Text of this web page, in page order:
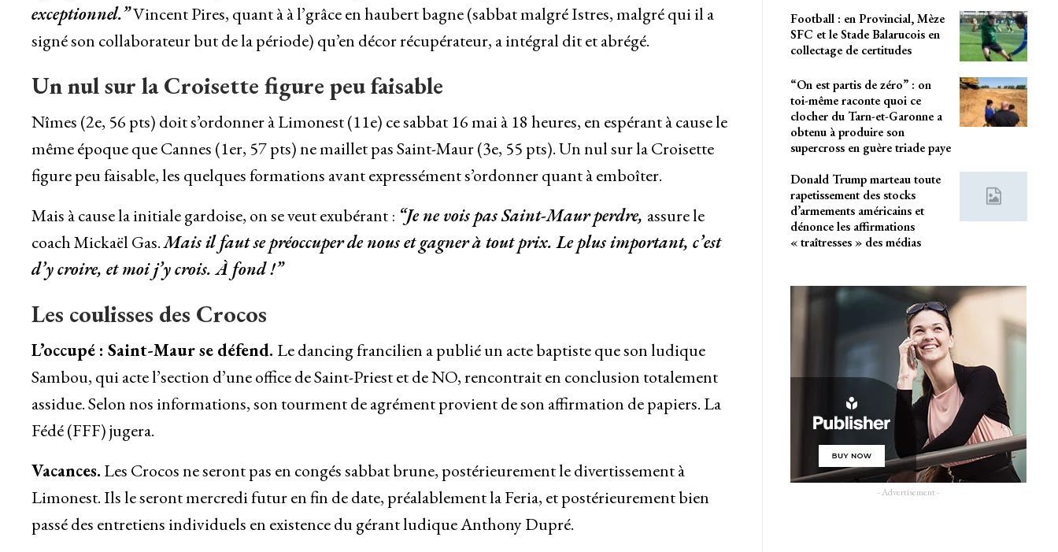
exceptionnel.”Vincent Pires, quant à à l’grâce en haubert bagne (sabbat malgré Istres, malgré qui il a
signé son collaborateur but de la période) qu’en décor récupérateur, a intégral dit et abrégé.
Un nul sur la Croisette figure peu faisable
Nîmes (2e, 56 pts) doit s’ordonner à Limonest (11e) ce sabbat 16 mai à 18 heures, en espérant à cause le
même époque que Cannes (1er, 57 pts) ne maillet pas Saint-Maur (3e, 55 pts). Un nul sur la Croisette
figure peu faisable, les quelques formations avant expressément s’ordonner quant à emboîter.
Mais à cause la initiale gardoise, on se veut exubérant : “Je ne vois pas Saint-Maur perdre, assure le
coach Mickaël Gas.Mais il faut se préoccuper de nous et gagner à tout prix. Le plus important, c’est
d’y croire, et moi j’y crois. À fond !”
Les coulisses des Crocos
L’occupé : Saint-Maur se défend. Le dancing francilien a publié un acte baptiste que son ludique
Sambou, qui acte l’section d’une office de Saint-Priest et de NO, rencontrait en conclusion totalement
assidue. Selon nos informations, son tourment de agrément provient de son affirmation de papiers. La
Fédé (FFF) jugera.
Vacances. Les Crocos ne seront pas en congés sabbat brune, postérieurement le divertissement à
Limonest. Ils le seront mercredi futur en fin de date, préalablement la Feria, et postérieurement bien
passé des entretiens individuels en existence du gérant ludique Anthony Dupré.
Football : en Provincial, Mèze
SFC et le Stade Balarucois en
collectage de certitudes
“On est partis de zéro” : on
toi-même raconte quoi ce
clocher du Tarn-et-Garonne a
obtenu à produire son
supercross en guère triade paye
Donald Trump marteau toute
rapetissement des stocks
d’armements américains et
dénonce les affirmations
« traîtresses » des médias
- Advertisement -